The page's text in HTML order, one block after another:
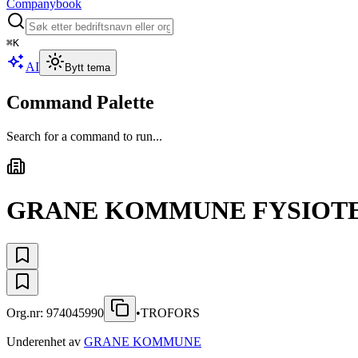
Companybook
⌘K
AI Bytt tema
Command Palette
Search for a command to run...
GRANE KOMMUNE
Org.nr: 974045990 •TROFORS
Underenhet av GRANE KOMMUNE